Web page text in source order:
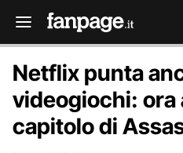
Netflix punta
videogiochi: ora
capitolo di